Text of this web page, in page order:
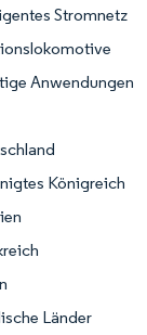
Stromnetz
Anwendungen
Königreich
Länder